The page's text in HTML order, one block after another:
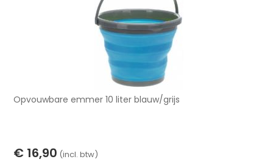
Opvouwbare emmer 10 liter blauw/grijs
€ 16,90 (incl. btw)